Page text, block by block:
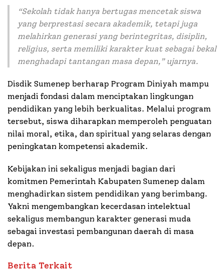
“Sekolah tidak hanya bertugas mencetak siswa
yang berprestasi secara akademik, tetapi juga
melahirkan generasi yang berintegritas, disiplin,
religius, serta memiliki karakter kuat sebagai bekal
menghadapi tantangan masa depan,” ujarnya.
Disdik Sumenep berharap Program Diniyah mampu
menjadi fondasi dalam menciptakan lingkungan
pendidikan yang lebih berkualitas. Melalui program
tersebut, siswa diharapkan memperoleh penguatan
nilai moral, etika, dan spiritual yang selaras dengan
peningkatan kompetensi akademik.
Kebijakan ini sekaligus menjadi bagian dari
komitmen Pemerintah Kabupaten Sumenep dalam
menghadirkan sistem pendidikan yang berimbang.
Yakni mengembangkan kecerdasan intelektual
sekaligus membangun karakter generasi muda
sebagai investasi pembangunan daerah di masa
depan.
Berita Terkait